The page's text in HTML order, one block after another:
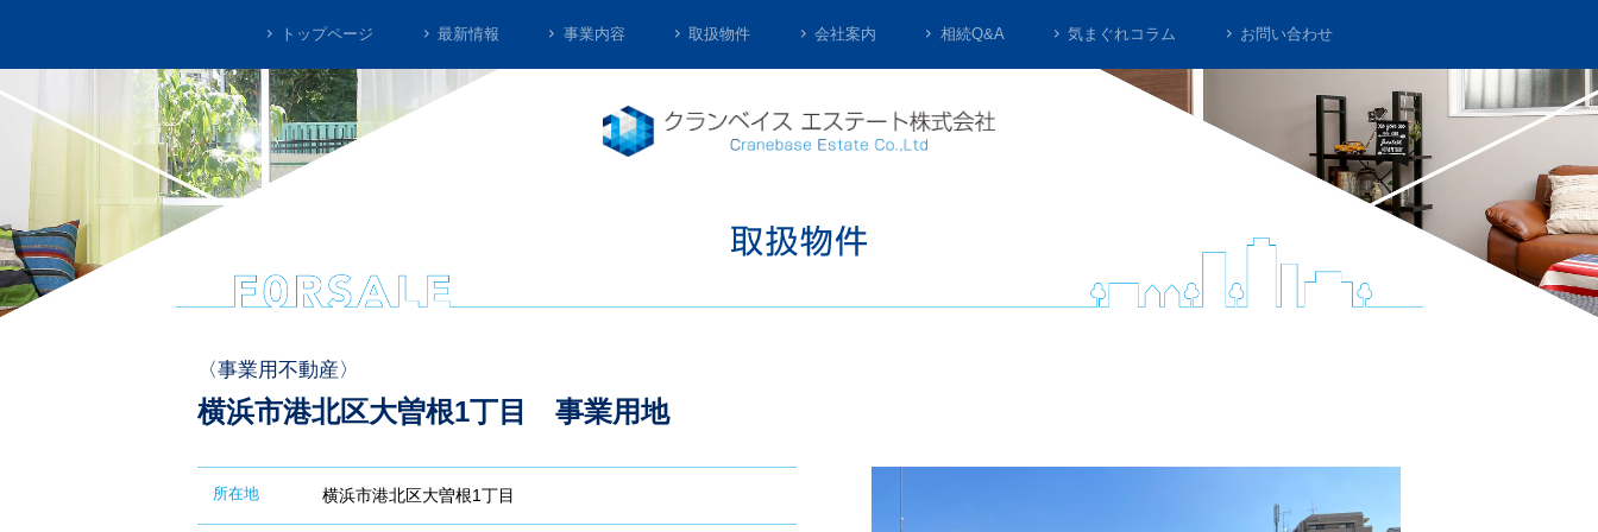
トップページ 最新情報 事業内容 取扱物件 会社案内 相続Q&A 気まぐれコラム お問い合わせ
事業用不動産
横浜市港北区大曽根1丁目 事業用地
所在地 横浜市港北区大曽根1丁目